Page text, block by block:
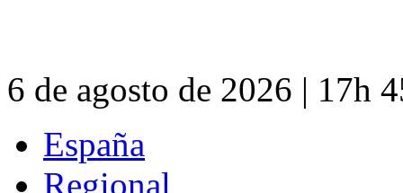
6 de agosto de 2026 | 17h
España
Regional